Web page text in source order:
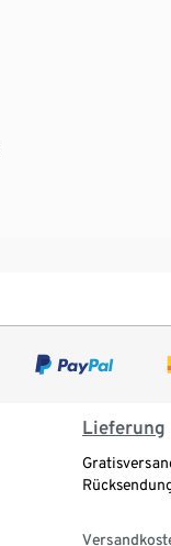
Lieferung